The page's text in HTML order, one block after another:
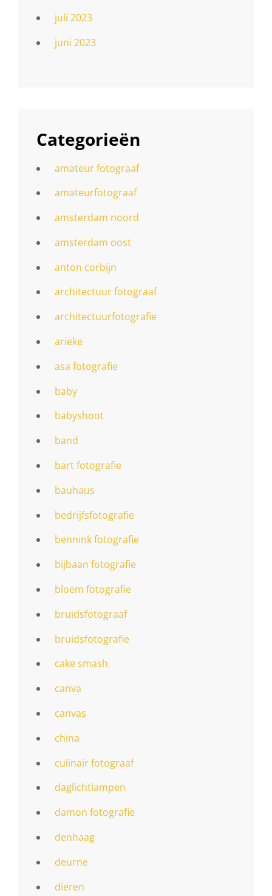
juli 2023
juni 2023
Categorieën
amateur fotograaf
amateurfotograaf
amsterdam noord
amsterdam oost
anton corbijn
architectuur fotograaf
architectuurfotografie
arieke
asa fotografie
baby
babyshoot
band
bart fotografie
bauhaus
bedrijfsfotografie
bennink fotografie
bijbaan fotografie
bloem fotografie
bruidsfotograaf
bruidsfotografie
cake smash
canva
canvas
china
culinair fotograaf
daglichtlampen
damon fotografie
denhaag
deurne
dieren